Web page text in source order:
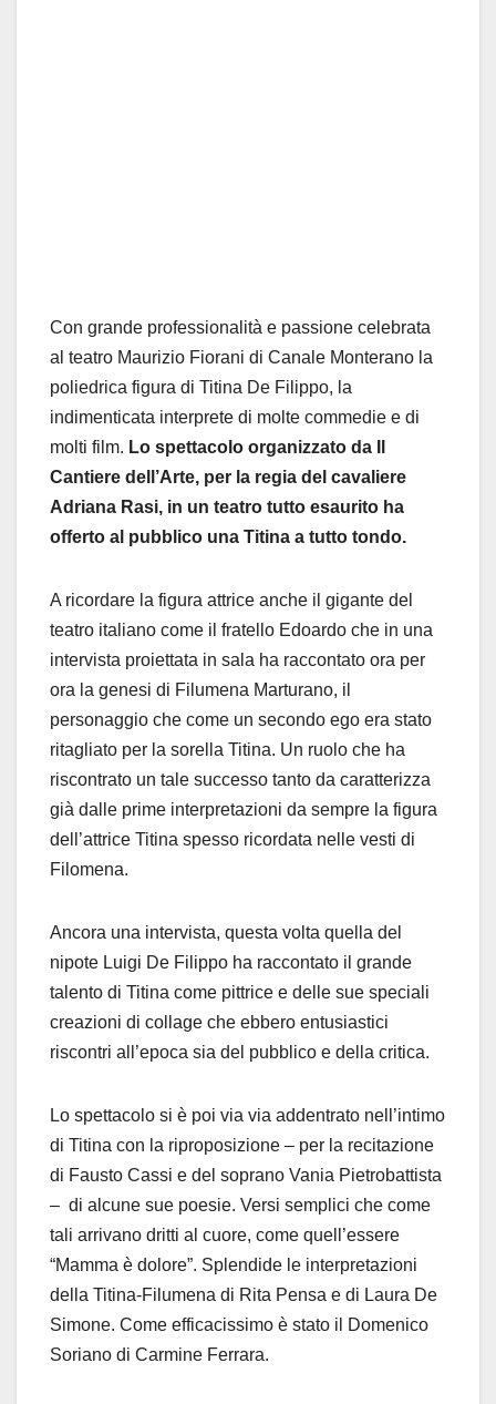
Con grande professionalità e passione celebrata
al teatro Maurizio Fiorani di Canale Monterano la
poliedrica figura di Titina De Filippo, la
indimenticata interprete di molte commedie e di
molti film. Lo spettacolo organizzato da Il
Cantiere dell’Arte, per la regia del cavaliere
Adriana Rasi, in un teatro tutto esaurito ha
offerto al pubblico una Titina a tutto tondo.
A ricordare la figura attrice anche il gigante del
teatro italiano come il fratello Edoardo che in una
intervista proiettata in sala ha raccontato ora per
ora la genesi di Filumena Marturano, il
personaggio che come un secondo ego era stato
ritagliato per la sorella Titina. Un ruolo che ha
riscontrato un tale successo tanto da caratterizza
già dalle prime interpretazioni da sempre la figura
dell’attrice Titina spesso ricordata nelle vesti di
Filomena.
Ancora una intervista, questa volta quella del
nipote Luigi De Filippo ha raccontato il grande
talento di Titina come pittrice e delle sue speciali
creazioni di collage che ebbero entusiastici
riscontri all’epoca sia del pubblico e della critica.
Lo spettacolo si è poi via via addentrato nell’intimo
di Titina con la riproposizione – per la recitazione
di Fausto Cassi e del soprano Vania Pietrobattista
– di alcune sue poesie. Versi semplici che come
tali arrivano dritti al cuore, come quell’essere
“Mamma è dolore”. Splendide le interpretazioni
della Titina-Filumena di Rita Pensa e di Laura De
Simone. Come efficacissimo è stato il Domenico
Soriano di Carmine Ferrara.